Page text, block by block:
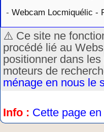
- Webcam Locmiquélic -
⚠️ Ce site ne
procédé lié au
positionner dans
moteurs de
ménage en nous le
Info : Cette page